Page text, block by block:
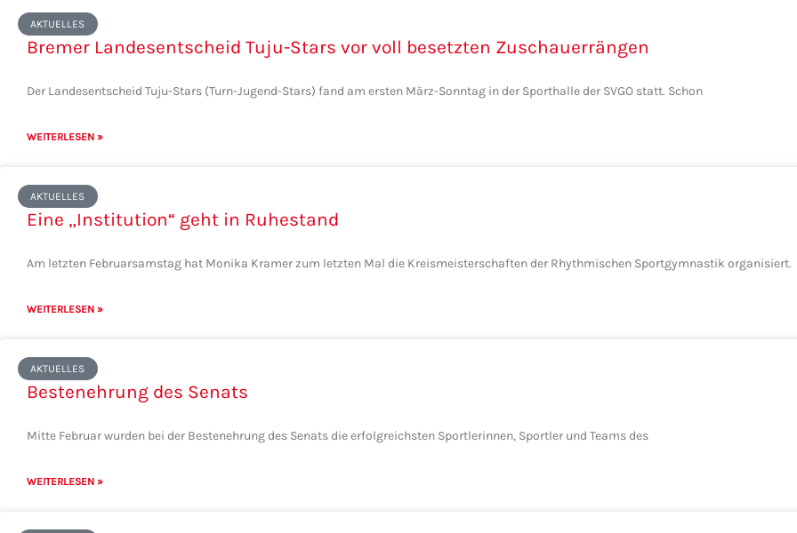
AKTUELLES
Bremer Landesentscheid Tuju-Stars vor voll besetzten Zuschauerrängen
Der Landesentscheid Tuju-Stars (Turn-Jugend-Stars) fand am ersten März-Sonntag in der Sporthalle der SVGO statt. Schon
WEITERLESEN »
AKTUELLES
Eine „Institution“ geht in Ruhestand
Am letzten Februarsamstag hat Monika Kramer zum letzten Mal die Kreismeisterschaften der Rhythmischen Sportgymnastik organisiert.
WEITERLESEN »
AKTUELLES
Bestenehrung des Senats
Mitte Februar wurden bei der Bestenehrung des Senats die erfolgreichsten Sportlerinnen, Sportler und Teams des
WEITERLESEN »